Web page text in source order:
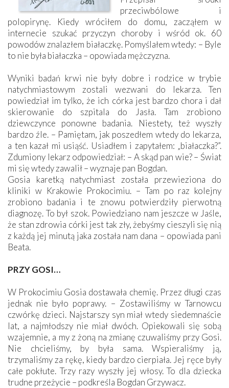
przeciwbólowe i
polopirynę. Kiedy wróciłem do domu, zacząłem w
internecie szukać przyczyn choroby i wśród ok. 60
powodów znalazłem białaczkę. Pomyślałem wtedy: – Byle
to nie była białaczka – opowiada mężczyzna.
Wyniki badań krwi nie były dobre i rodzice w trybie
natychmiastowym zostali wezwani do lekarza. Ten
powiedział im tylko, że ich córka jest bardzo chora i dał
skierowanie do szpitala do Jasła. Tam zrobiono
dziewczynce ponowne badania. Niestety, też wyszły
bardzo źle. – Pamiętam, jak poszedłem wtedy do lekarza,
a ten kazał mi usiąść. Usiadłem i zapytałem: „białaczka?”.
Zdumiony lekarz odpowiedział: – A skąd pan wie? – Świat
mi się wtedy zawalił – wyznaje pan Bogdan.
Gosia karetką natychmiast została przewieziona do
kliniki w Krakowie Prokocimiu. – Tam po raz kolejny
zrobiono badania i te znowu potwierdziły pierwotną
diagnozę. To był szok. Powiedziano nam jeszcze w Jaśle,
że stan zdrowia córki jest tak zły, żebyśmy cieszyli się nią
z każdą jej minutą jaka została nam dana – opowiada pani
Beata.
PRZY GOSI…
W Prokocimiu Gosia dostawała chemię. Przez długi czas
jednak nie było poprawy. – Zostawiliśmy w Tarnowcu
czwórkę dzieci. Najstarszy syn miał wtedy siedemnaście
lat, a najmłodszy nie miał dwóch. Opiekowali się sobą
wzajemnie, a my z żoną na zmianę czuwaliśmy przy Gosi.
Nie chcieliśmy, by była sama. Wspieraliśmy ją,
trzymaliśmy za rękę, kiedy bardzo cierpiała. Jej ręce były
całe pokłute. Trzy razy wyszły jej włosy. To dla dziecka
trudne przeżycie – podkreśla Bogdan Grzywacz.